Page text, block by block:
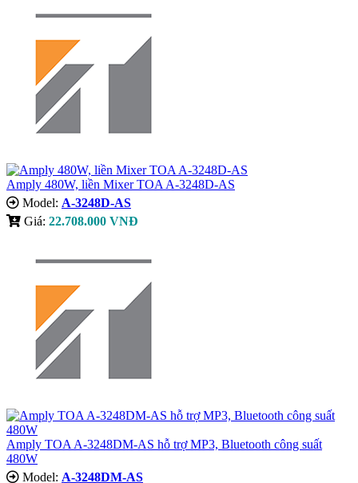
Amply 480W, liền Mixer TOA A-3248D-AS
Model: A-3248D-AS
Giá: 22.708.000 VNĐ
Amply TOA A-3248DM-AS hỗ trợ MP3, Bluetooth công suất
480W
Model: A-3248DM-AS